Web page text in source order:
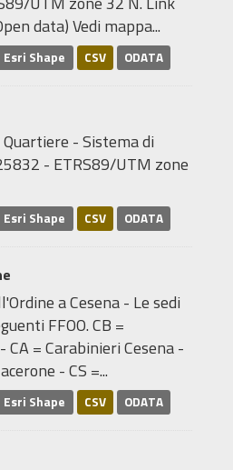
data) Vedi mappa...
Esri Shape CSV ODATA
- Sistema di
- ETRS89/UTM zone
Esri Shape CSV ODATA
a Cesena - Le sedi
FFOO. CB =
= Carabinieri Cesena -
- CS =...
Esri Shape CSV ODATA